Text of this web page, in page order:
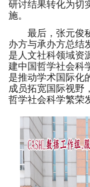
研讨结果转化为切
施。
最后，张元俊
办方与承办方总结
是人文社科领域资
建中国哲学社会科
是推动学术国际化
成员拓宽国际视野
哲学社会科学繁荣